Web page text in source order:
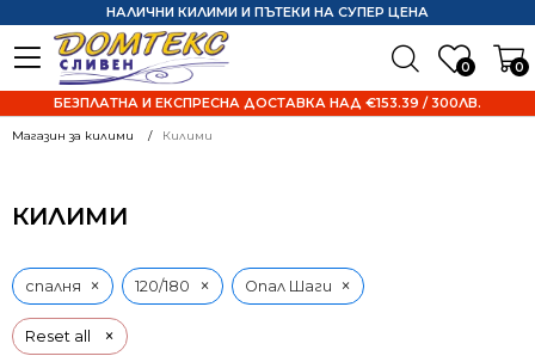
0 0
НАЛИЧНИ КИЛИМИ И ПЪТЕКИ НА СУПЕР ЦЕНА
БЕЗПЛАТНА И ЕКСПРЕСНА ДОСТАВКА НАД €153.39 / 300ЛВ.
Магазин за килими Килими
КИЛИМИ
Reset all ×
спалня × 120/180 × Опал Шаги ×